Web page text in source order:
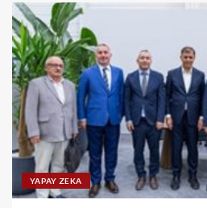
YAPAY ZEKA